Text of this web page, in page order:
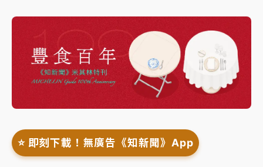
⭐️ 即刻下載！無廣告《知新聞》App